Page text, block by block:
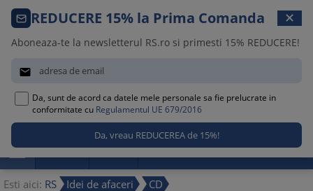
Comanda telefonica · 021 209 45 12

 Promotii Noutati Reduceri
Esti aici: RS Idei de afaceri CD
REDUCERE 15% la Prima Comanda ✕
Aboneaza-te la newsletterul RS.ro si primesti 15% REDUCERE!

Da, sunt de acord ca datele mele personale sa fie prelucrate in
conformitate cu Regulamentul UE 679/2016